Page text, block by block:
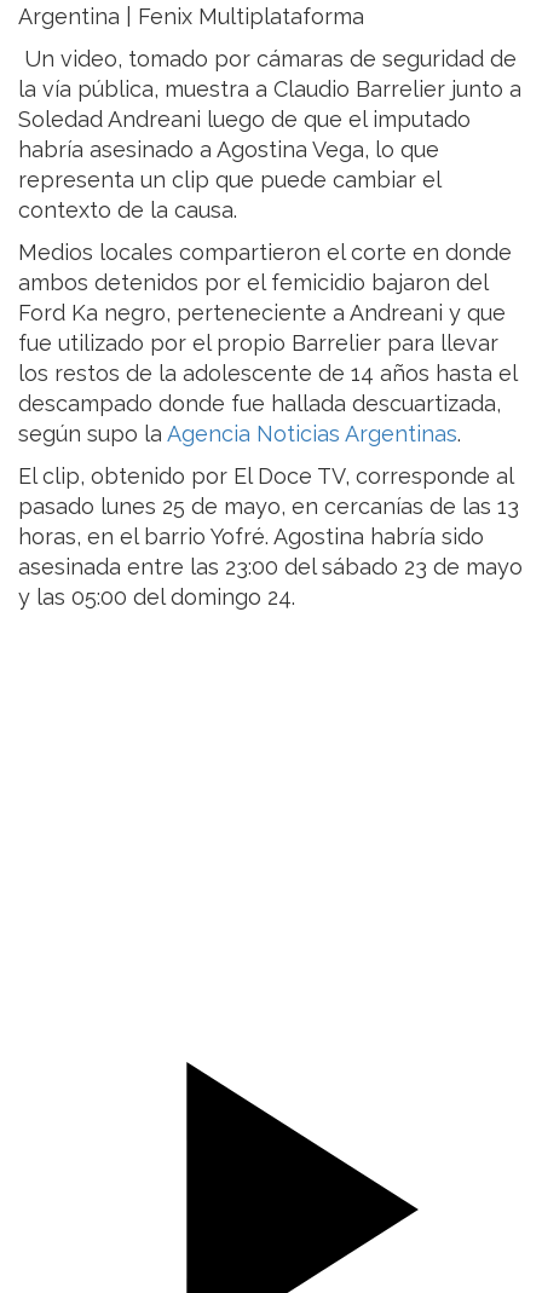
Argentina | Fenix Multiplataforma
Un video, tomado por cámaras de seguridad de
la vía pública, muestra a Claudio Barrelier junto a
Soledad Andreani luego de que el imputado
habría asesinado a Agostina Vega, lo que
representa un clip que puede cambiar el
contexto de la causa.
Medios locales compartieron el corte en donde
ambos detenidos por el femicidio bajaron del
Ford Ka negro, perteneciente a Andreani y que
fue utilizado por el propio Barrelier para llevar
los restos de la adolescente de 14 años hasta el
descampado donde fue hallada descuartizada,
según supo la Agencia Noticias Argentinas.
El clip, obtenido por El Doce TV, corresponde al
pasado lunes 25 de mayo, en cercanías de las 13
horas, en el barrio Yofré. Agostina habría sido
asesinada entre las 23:00 del sábado 23 de mayo
y las 05:00 del domingo 24.